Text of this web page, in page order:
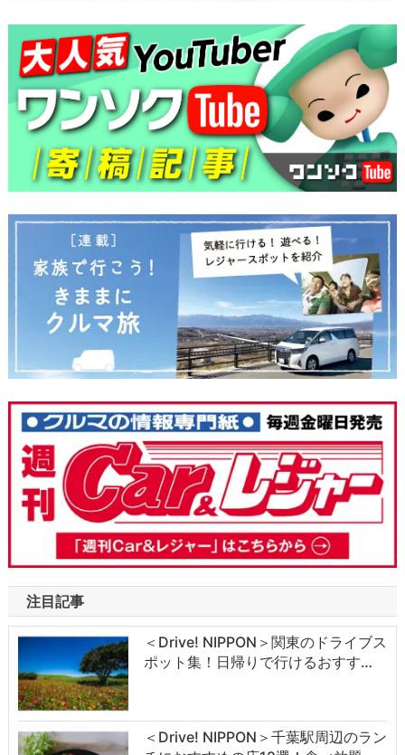
注目記事
＜Drive! NIPPON＞関東のドライブス
ポット集！日帰りで行けるおすす…
＜Drive! NIPPON＞千葉駅周辺のラン